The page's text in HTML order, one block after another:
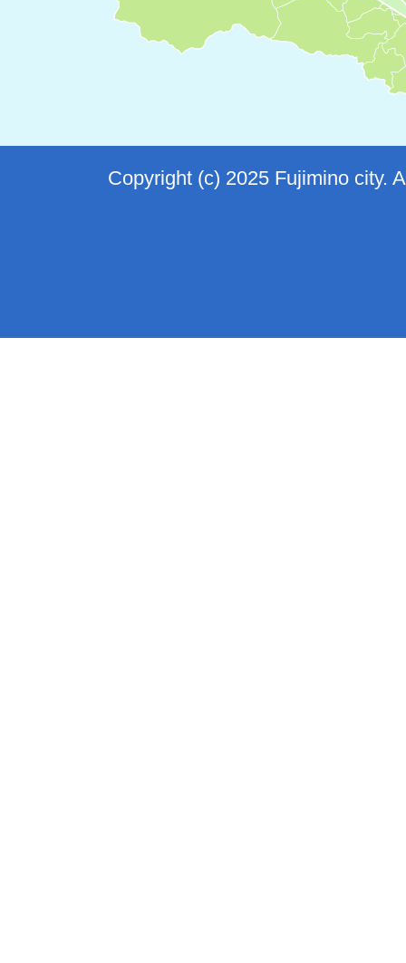
Copyright (c) 2025 Fujimino city.